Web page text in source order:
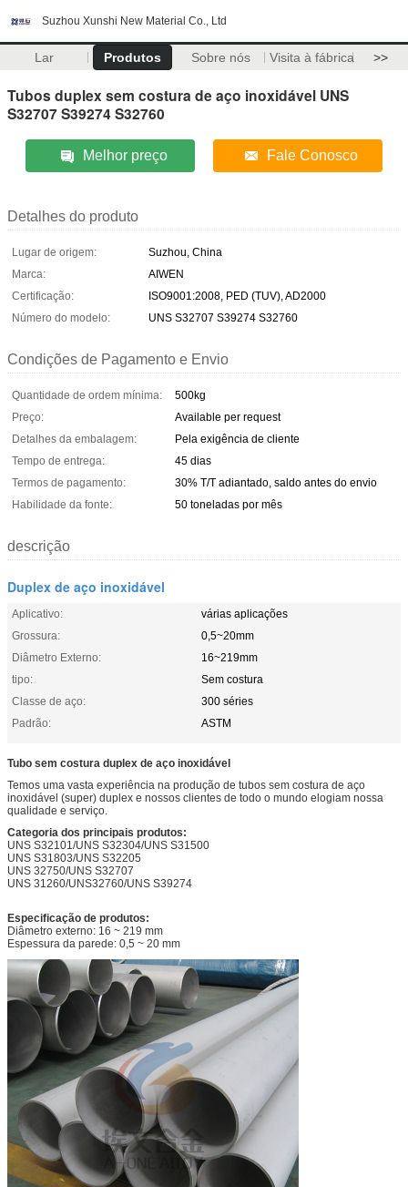
Suzhou Xunshi New Material Co., Ltd
Lar Produtos Sobre nós Visita à fábrica >>
Tubos duplex sem costura de aço inoxidável UNS
S32707 S39274 S32760
Melhor preço Fale Conosco
Detalhes do produto
Lugar de origem:
Suzhou, China
Marca:
AIWEN
Certificação:
ISO9001:2008, PED (TUV), AD2000
Número do modelo:
UNS S32707 S39274 S32760
Condições de Pagamento e Envio
Quantidade de ordem mínima:
500kg
Preço:
Available per request
Detalhes da embalagem:
Pela exigência de cliente
Tempo de entrega:
45 dias
Termos de pagamento:
30% T/T adiantado, saldo antes do envio
Habilidade da fonte:
50 toneladas por mês
descrição
Duplex de aço inoxidável
Aplicativo:
várias aplicações
Grossura:
0,5~20mm
Diâmetro Externo:
16~219mm
tipo:
Sem costura
Classe de aço:
300 séries
Padrão:
ASTM
Tubo sem costura duplex de aço inoxidável
Temos uma vasta experiência na produção de tubos sem costura de aço
inoxidável (super) duplex e nossos clientes de todo o mundo elogiam nossa
qualidade e serviço.
Categoria dos principais produtos:
UNS S32101/UNS S32304/UNS S31500
UNS S31803/UNS S32205
UNS 32750/UNS S32707
UNS 31260/UNS32760/UNS S39274
Especificação de produtos:
Diâmetro externo: 16 ~ 219 mm
Espessura da parede: 0,5 ~ 20 mm